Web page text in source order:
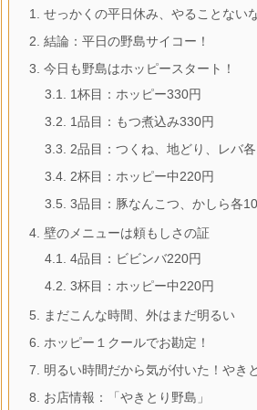
1.
せっかくの平日休み、やることない
2. 結論：平日の野島サイコー！
3. 今日も野島はホッピースタート！
3.1.
1杯目：ホッピー330円
3.2.
1品目：もつ煮込み330円
3.3.
2品目：つくね、地どり、レバ
3.4. 2杯目：ホッピー中220円
3.5. 3品目：豚なんこつ、かしら各
4. 壁のメニューは頼もしさの証
4.1.
4品目：ビビンバ220円
4.2. 3杯目：ホッピー中220円
5.
まだこんな時間、外はまだ明るい
6.
ホッピー１クールでお勘定！
7.
明るい時間だから気が付いた！やき
8.
お店情報：「やきとり野島」